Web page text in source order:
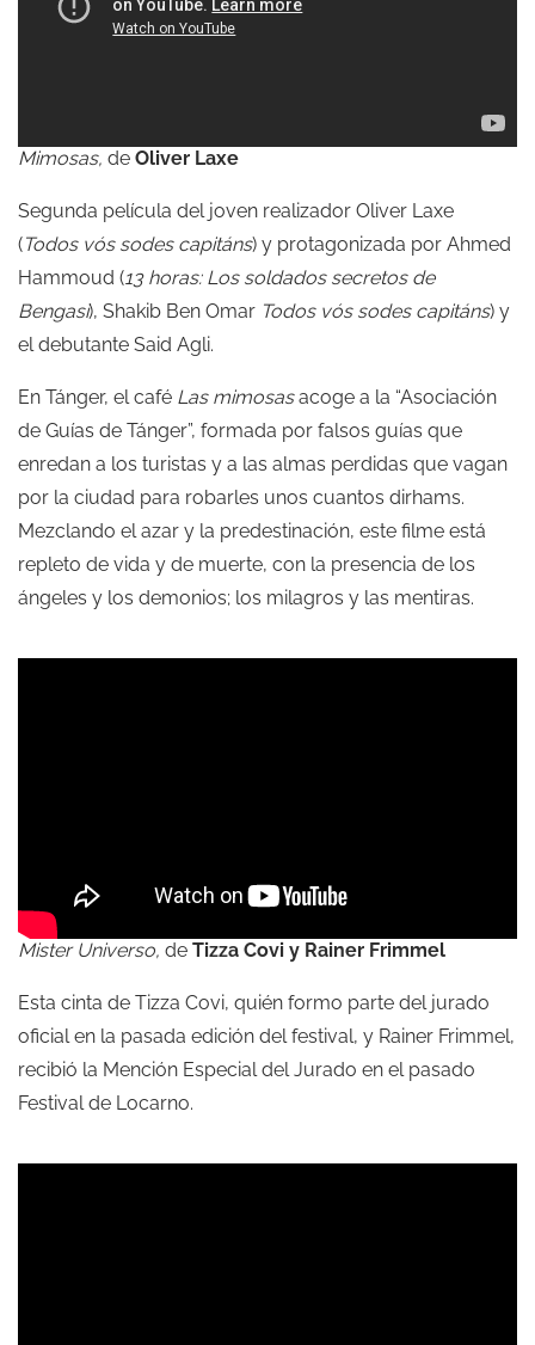
Mimosas, de Oliver Laxe
Segunda película del joven realizador Oliver Laxe
(Todos vós sodes capitáns) y protagonizada por Ahmed
Hammoud (13 horas: Los soldados secretos de
Bengasi), Shakib Ben Omar Todos vós sodes capitáns) y
el debutante Said Agli.
En Tánger, el café Las mimosasacoge a la “Asociación
de Guías de Tánger”, formada por falsos guías que
enredan a los turistas y a las almas perdidas que vagan
por la ciudad para robarles unos cuantos dirhams.
Mezclando el azar y la predestinación, este filme está
repleto de vida y de muerte, con la presencia de los
ángeles y los demonios; los milagros y las mentiras.
Mister Universo, de Tizza Covi y Rainer Frimmel
Esta cinta de Tizza Covi, quién formo parte del jurado
oficial en la pasada edición del festival, y Rainer Frimmel,
recibió la Mención Especial del Jurado en el pasado
Festival de Locarno.